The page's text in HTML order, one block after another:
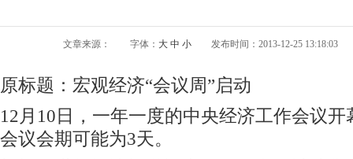
文章来源： 字体： 大 中 小 发布时间：2013-12-25 13:18:03
原标题： 宏观经济“会议周”启动
12月10日，一年一度的中央经济工作会议
会议会期可能为3天。